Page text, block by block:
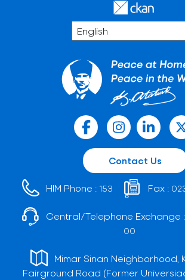
Contact Us
HIM Phone : 153 Fax :
Central/Telephone Exchange :
00
Mimar Sinan Neighborhood,
Fairground Road (Former